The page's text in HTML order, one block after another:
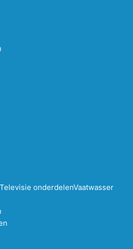
Televisie onderdelenVaatwasser